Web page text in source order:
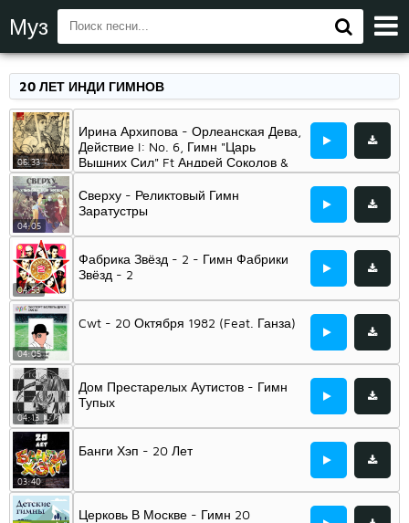
Муз
20 ЛЕТ ИНДИ ГИМНОВ
06:33
Ирина Архипова - Орлеанская Дева,
Действие I: No. 6, Гимн "Царь
Вышних Сил" Ft Андрей Соколов &
Виктор Селиванов & Большой Хор
Всесоюзного Радио И Центрального
Телевидения & Геннадий
Симфонический Оркестр
Всесоюзного Радио И Центрального
Телевидения
04:05
Сверху - Реликтовый Гимн
Заратустры
04:53
Фабрика Звёзд - 2 - Гимн Фабрики
Звёзд - 2
04:05
Cwt - 20 Октября 1982 (Feat. Ганза)
04:13
Дом Престарелых Аутистов - Гимн
Тупых
03:40
Банги Хэп - 20 Лет
Церковь В Москве - Гимн 20